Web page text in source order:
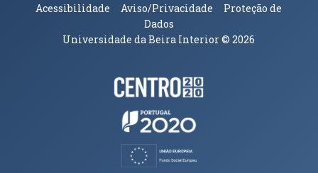
Acessibilidade Aviso/Privacidade
Proteção de
Dados
Universidade da Beira Interior© 2026
Parceiros e Financiadores